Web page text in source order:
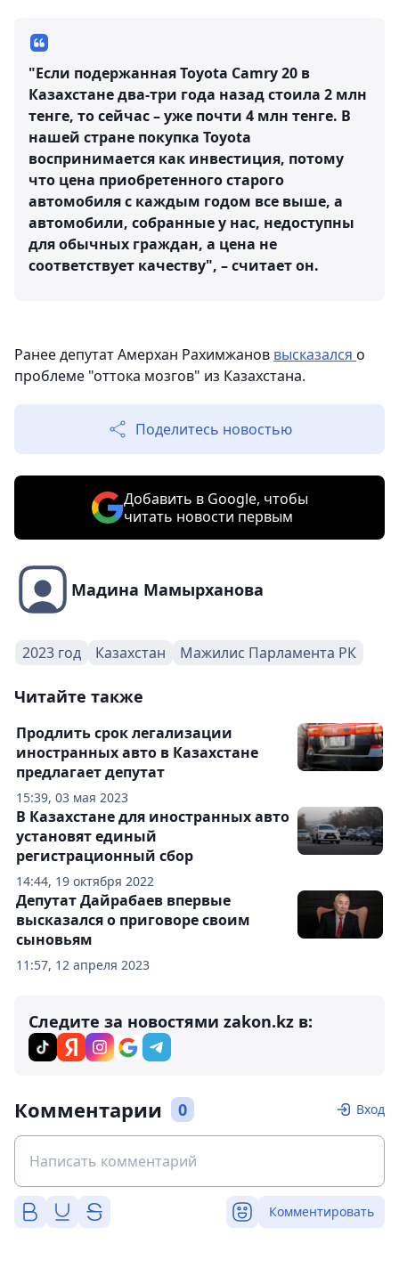
"Если подержанная Toyota Camry 20 в
Казахстане два-три года назад стоила 2 млн
тенге, то сейчас – уже почти 4 млн тенге. В
нашей стране покупка Toyota
воспринимается как инвестиция, потому
что цена приобретенного старого
автомобиля с каждым годом все выше, а
автомобили, собранные у нас, недоступны
для обычных граждан, а цена не
соответствует качеству", – считает он.
Ранее депутат Амерхан Рахимжанов высказался о
проблеме "оттока мозгов" из Казахстана.
Поделитесь новостью
Добавить в Google, чтобы
читать новости первым
Мадина Мамырханова
2023 год Казахстан Мажилис Парламента РК
Читайте также
15:39, 03 мая 2023
Продлить срок легализации
иностранных авто в Казахстане
предлагает депутат
14:44, 19 октября 2022
В Казахстане для иностранных авто
установят единый
регистрационный сбор
11:57, 12 апреля 2023
Депутат Дайрабаев впервые
высказался о приговоре своим
сыновьям
Следите за новостями zakon.kz в:
Комментарии 0 Вход
Комментировать